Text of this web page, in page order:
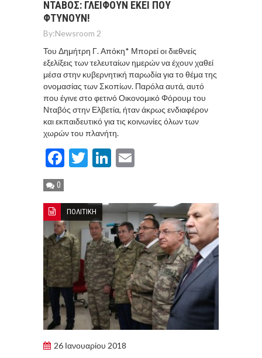
ΝΤΑΒΟΣ: ΓΛΕΙΦΟΥΝ ΕΚΕΙ ΠΟΥ
ΦΤΥΝΟΥΝ!
By:Newsroom 2
Του Δημήτρη Γ. Απόκη* Μπορεί οι διεθνείς
εξελίξεις των τελευταίων ημερών να έχουν χαθεί
μέσα στην κυβερνητική παρωδία για το θέμα της
ονομασίας των Σκοπίων. Παρόλα αυτά, αυτό
που έγινε στο φετινό Οικονομικό Φόρουμ του
Νταβός στην Ελβετία, ήταν άκρως ενδιαφέρον
και εκπαιδευτικό για τις κοινωνίες όλων των
χωρών του πλανήτη.
Facebook
TwitterLinkedIn
0
ΠΟΛΙΤΙΚΗ
26 Ιανουαρίου 2018